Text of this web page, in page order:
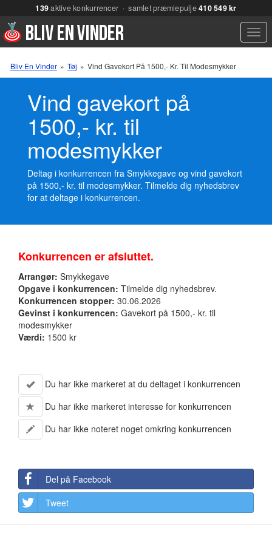
139aktive konkurrencer · samlet præmiepulje410 549 kr
Bliv En Vinder » Tøj » Vind Gavekort På 1500,- Kr. Til Modesmykker
Vind gavekort på
1500,- kr. til
modesmykker
Deltag i konkurrencen fra Smykkegave og vind gavekort
på 1500,- kr. til modesmykker. Tilmelde dig nyhedsbrev
for at deltage i konkurrencen.
Konkurrencen er afsluttet.
Arrangør: Smykkegave
Opgave i konkurrencen: Tilmelde dig nyhedsbrev.
Konkurrencen stopper: 30.06.2026
Gevinst i konkurrencen: Gavekort på 1500,- kr. til
modesmykker
Værdi: 1500 kr
Du har ikke markeret at du deltaget i konkurrencen
Du har ikke markeret interesse for konkurrencen
Du har ikke noteret noget omkring konkurrencen
Del på Facebook
Tweet